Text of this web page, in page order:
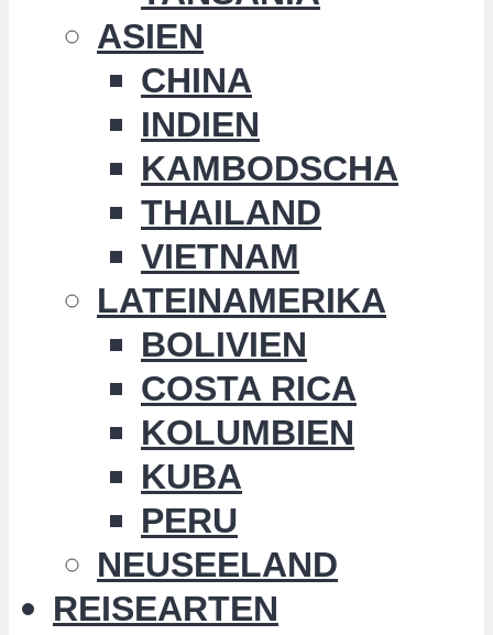
ASIEN
CHINA
INDIEN
KAMBODSCHA
THAILAND
VIETNAM
LATEINAMERIKA
BOLIVIEN
COSTA RICA
KOLUMBIEN
KUBA
PERU
NEUSEELAND
REISEARTEN